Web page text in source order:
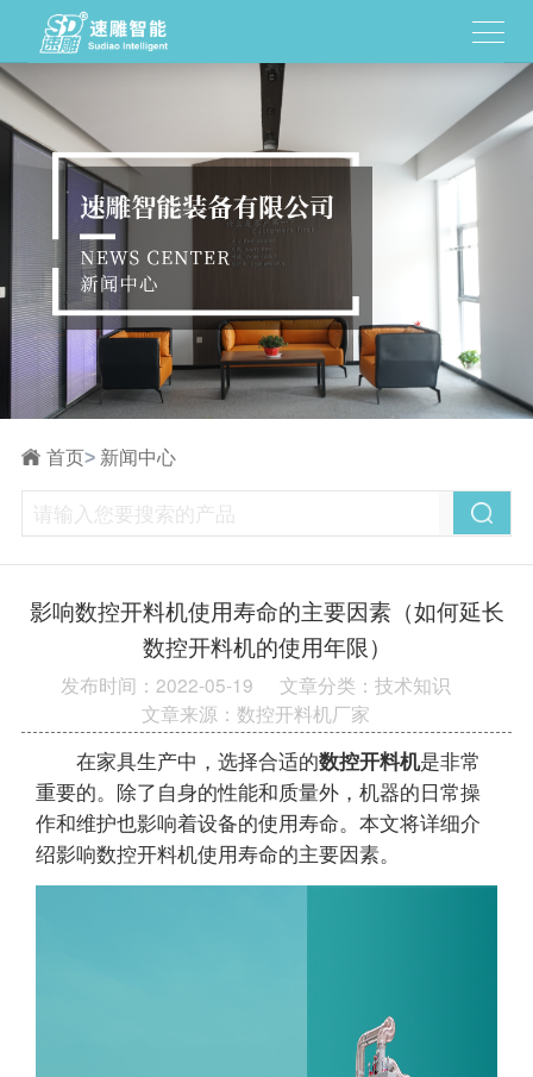
首页> 新闻中心
影响数控开料机使用寿命的主要因素（如何延长
数控开料机的使用年限）
发布时间：2022-05-19
文章分类：技术知识
文章来源：数控开料机厂家
在家具生产中，选择合适的数控开料机是非常
重要的。除了自身的性能和质量外，机器的日常操
作和维护也影响着设备的使用寿命。本文将详细介
绍影响数控开料机使用寿命的主要因素。